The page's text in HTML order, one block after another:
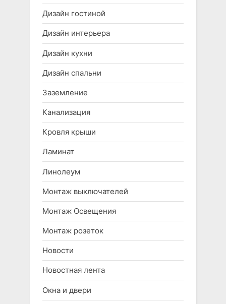
Дизайн гостиной
Дизайн интерьера
Дизайн кухни
Дизайн спальни
Заземление
Канализация
Кровля крыши
Ламинат
Линолеум
Монтаж выключателей
Монтаж Освещения
Монтаж розеток
Новости
Новостная лента
Окна и двери